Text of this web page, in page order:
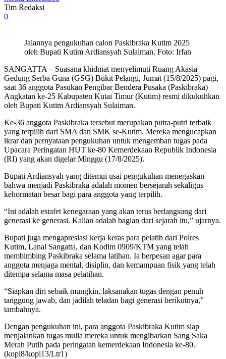
Tim Redaksi
0
Jalannya pengukuhan calon Paskibraka Kutim 2025
oleh Bupati Kutim Ardiansyah Sulaiman. Foto: Irfan
SANGATTA – Suasana khidmat menyelimuti Ruang Akasia
Gedung Serba Guna (GSG) Bukit Pelangi, Jumat (15/8/2025) pagi,
saat 36 anggota Pasukan Pengibar Bendera Pusaka (Paskibraka)
Angkatan ke-25 Kabupaten Kutai Timur (Kutim) resmi dikukuhkan
oleh Bupati Kutim Ardiansyah Sulaiman.
Ke-36 anggota Paskibraka tersebut merupakan putra-putri terbaik
yang terpilih dari SMA dan SMK se-Kutim. Mereka mengucapkan
ikrar dan pernyataan pengukuhan untuk mengemban tugas pada
Upacara Peringatan HUT ke-80 Kemerdekaan Republik Indonesia
(RI) yang akan digelar Minggu (17/8/2025).
Bupati Ardiansyah yang ditemui usai pengukuhan menegaskan
bahwa menjadi Paskibraka adalah momen bersejarah sekaligus
kehormatan besar bagi para anggota yang terpilih.
“Ini adalah estafet kenegaraan yang akan terus berlangsung dari
generasi ke generasi. Kalian adalah bagian dari sejarah itu,” ujarnya.
Bupati juga mengapresiasi kerja keras para pelatih dari Polres
Kutim, Lanal Sangatta, dan Kodim 0909/KTM yang telah
membimbing Paskibraka selama latihan. Ia berpesan agar para
anggota menjaga mental, disiplin, dan kemampuan fisik yang telah
ditempa selama masa pelatihan.
“Siapkan diri sebaik mungkin, laksanakan tugas dengan penuh
tanggung jawab, dan jadilah teladan bagi generasi berikutnya,”
tambahnya.
Dengan pengukuhan ini, para anggota Paskibraka Kutim siap
menjalankan tugas mulia mereka untuk mengibarkan Sang Saka
Merah Putih pada peringatan kemerdekaan Indonesia ke-80.
(kopi8/kopi13/Ltr1)